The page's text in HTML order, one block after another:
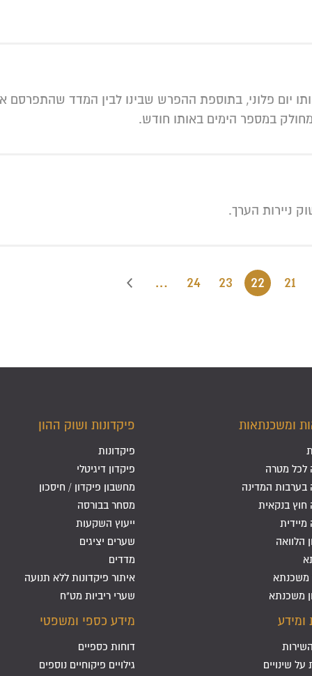
יום פלוני, בתוספת ההפרש שבינו לבין המדד שהתפרסם
במספר הימים באותו חודש.
ניירות הערך.
21
22
23
24
…
ומשכנתאות
לכל מטרה
בערבות המדינה
חוץ בנקאית
מיידית
הלוואה
משכנתא
משכנתא
פיקדונות ושוק ההון
פיקדונות
פיקדון דיגיטלי
מחשבון פיקדון / חיסכון
מסחר בבורסה
ייעוץ השקעות
שערים יציגים
מדדים
איתור פיקדונות ללא תנועה
שערי ריביות מט"ח
ומידע
על שינויים
מידע כספי ומשפטי
דוחות כספיים
גילויים פיקוחיים נוספים